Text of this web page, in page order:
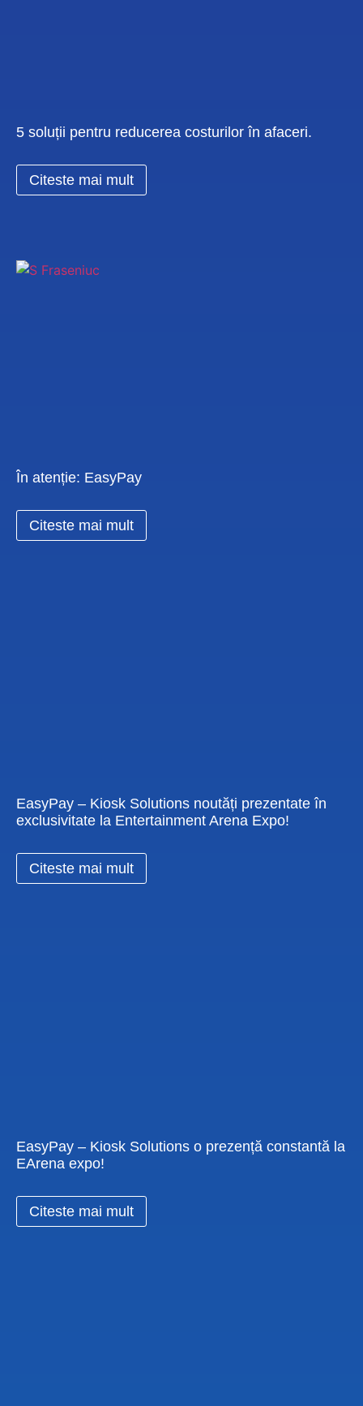
5 soluții pentru reducerea costurilor în afaceri.
Citeste mai mult
În atenție: EasyPay
Citeste mai mult
EasyPay – Kiosk Solutions noutăți prezentate în
exclusivitate la Entertainment Arena Expo!
Citeste mai mult
EasyPay – Kiosk Solutions o prezență constantă la
EArena expo!
Citeste mai mult